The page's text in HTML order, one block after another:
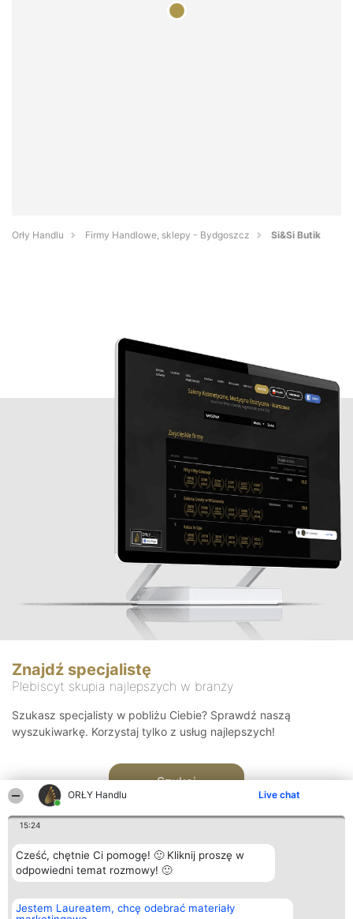
ORŁY Handlu Live chat
15:24
Cześć, chętnie Ci pomogę! 🙂 Kliknij proszę w
odpowiedni temat rozmowy! 🙂
Jestem Laureatem, chcę odebrać materiały
Orły Handlu Firmy Handlowe, sklepy - Bydgoszcz Si&Si Butik
Znajdź specjalistę
Plebiscyt skupia najlepszych w branży
Szukasz specjalisty w pobliżu Ciebie? Sprawdź naszą
wyszukiwarkę. Korzystaj tylko z usług najlepszych!
Szukaj
Organizator plebiscytu
Bright Side Solutions sp. z o.
Plebiscyt
Laureaci
Kontakt
Kontakt